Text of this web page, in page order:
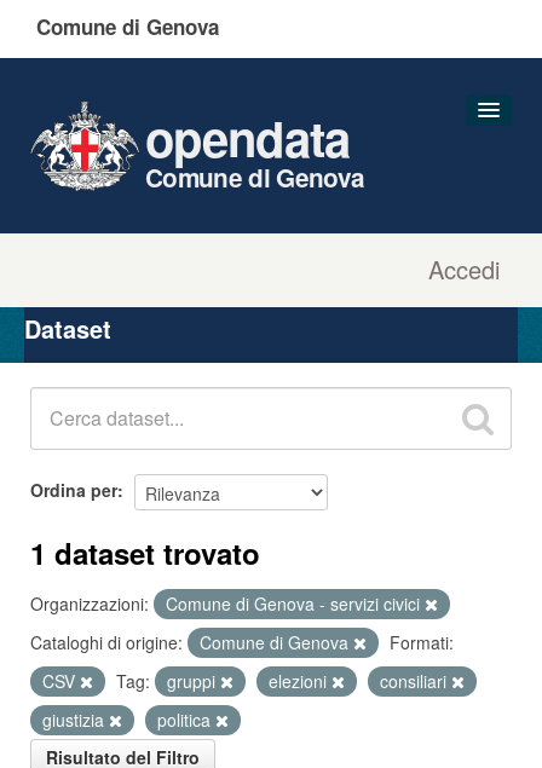
Comune di Genova
Accedi
opendata
Comune di Genova
Organizzazioni
Gruppi
Dataset
Ordina per
1 dataset trovato
Organizzazioni:
Comune di Genova - servizi civici
Cataloghi di origine:
Comune di Genova
Formati:
CSV
Tag: gruppi elezioni
consiliari
giustizia
politica
Risultato del Filtro